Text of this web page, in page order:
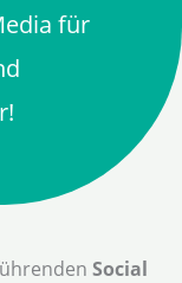
für
Social